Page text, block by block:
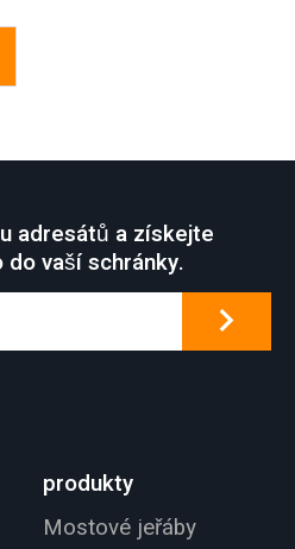
adresátů a získejte
vaší schránky.
produkty
Mostové jeřáby